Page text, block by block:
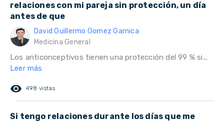
relaciones con mi pareja sin protección, un día
antes de que
David Guillermo Gomez Garnica
Medicina General
Los anticonceptivos tienen una protección del 99 % si...
Leer más
remove_red_eye 498 vistas
Si tengo relaciones durante los días que me